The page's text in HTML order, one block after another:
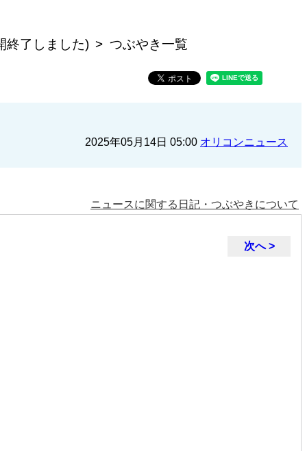
終了しました) つぶやき一覧
2025年05月14日 05:00 オリコンニュース
ニュースに関する日記・つぶやきについて
次へ >